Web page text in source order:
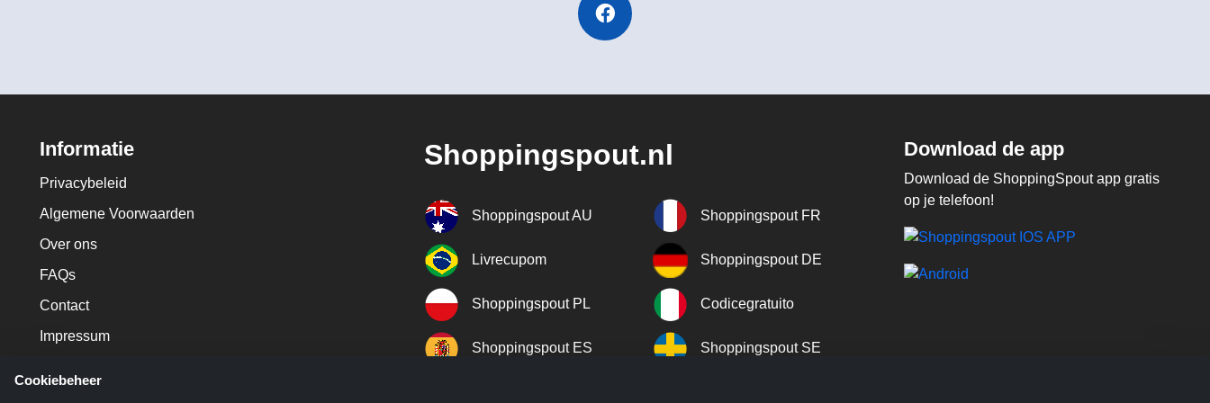
Informatie
Privacybeleid
Algemene Voorwaarden
Over ons
FAQs
Contact
Impressum
Shoppingspout.nl
Shoppingspout AU Shoppingspout FR
Livrecupom Shoppingspout DE
Shoppingspout PL Codicegratuito
Shoppingspout ES Shoppingspout SE
Download de app
Download de ShoppingSpout app gratis
op je telefoon!
Cookiebeheer